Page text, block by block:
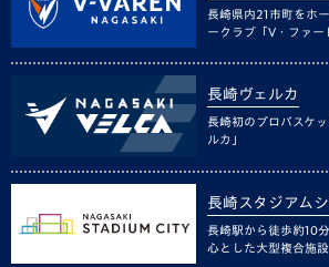
長崎県内21市町をホ
ークラブ「V・ファー
長崎ヴェルカ
長崎初のプロバスケ
ルカ」
長崎スタジアムシ
長崎駅から徒歩約10
心とした大型複合施設